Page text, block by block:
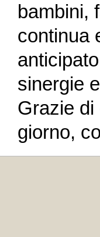
bambini,
continua
sinergie
Grazie di
giorno,